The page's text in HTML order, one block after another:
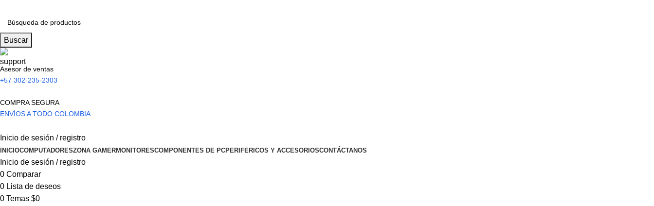
Buscar
Asesor de ventas
+57 302-235-2303
COMPRA SEGURA
ENVÍOS A TODO COLOMBIA
Inicio de sesión / registro
INICIOCOMPUTADORESZONA GAMERMONITORESCOMPONENTES DE PCPERIFERICOS Y ACCESORIOSCONTÁCTANOS
Inicio de sesión / registro
0 Comparar
0 Lista de deseos
0 Temas $0